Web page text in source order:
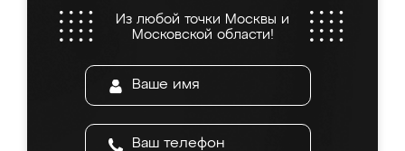
Из любой точки Москвы и
Московской области!